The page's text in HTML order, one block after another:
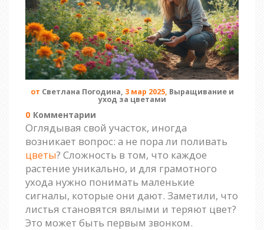
от Светлана Погодина, 3 мар 2025, Выращивание и
уход за цветами
0 Комментарии
Оглядывая свой участок, иногда
возникает вопрос: а не пора ли поливать
цветы? Сложность в том, что каждое
растение уникально, и для грамотного
ухода нужно понимать маленькие
сигналы, которые они дают. Заметили, что
листья становятся вялыми и теряют цвет?
Это может быть первым звонком.